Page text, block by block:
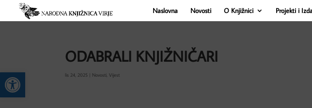
Open toolbar
Naslovna Novosti O Knjižnici Projekti i
ODABRALI KNJIŽNIČARI
lis 24, 2025 | Novosti ,Vijest